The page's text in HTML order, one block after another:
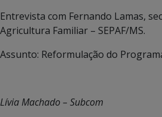
Entrevista com Fernando Lamas,
Agricultura Familiar – SEPAF/MS.
Assunto: Reformulação do
Lívia Machado – Subcom